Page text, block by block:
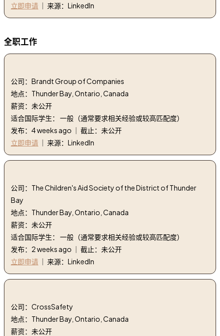
立即申请 ｜ 来源：LinkedIn
全职工作
公司：Brandt Group of Companies
地点：Thunder Bay, Ontario, Canada
薪资：未公开
适合国际学生： 一般（通常要求相关经验或较高匹配度）
发布：4 weeks ago ｜ 截止：未公开
立即申请 ｜ 来源：LinkedIn
公司：The Children's Aid Society of the District of Thunder
Bay
地点：Thunder Bay, Ontario, Canada
薪资：未公开
适合国际学生： 一般（通常要求相关经验或较高匹配度）
发布：2 weeks ago ｜ 截止：未公开
立即申请 ｜ 来源：LinkedIn
公司：CrossSafety
地点：Thunder Bay, Ontario, Canada
薪资：未公开